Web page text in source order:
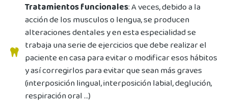
Tratamientos funcionales: A veces, debido a la
acción de los musculos o lengua, se producen
alteraciones dentales y en esta especialidad se
trabaja una serie de ejercicios que debe realizar el
paciente en casa para evitar o modificar esos hábitos
y así corregirlos para evitar que sean más graves
(interposición lingual, interposición labial, deglución,
respiración oral ...)